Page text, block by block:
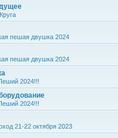
пешая двушка 2024
пешая двушка 2024
2024!!!
2024!!!
21-22 октября 2023